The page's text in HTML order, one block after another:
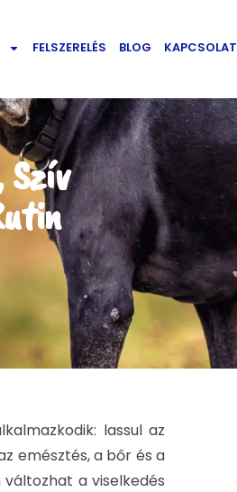
FELSZERELÉS BLOG KAPCSOLAT
Szív
lassul az
emésztés, a bőr és a
a viselkedés